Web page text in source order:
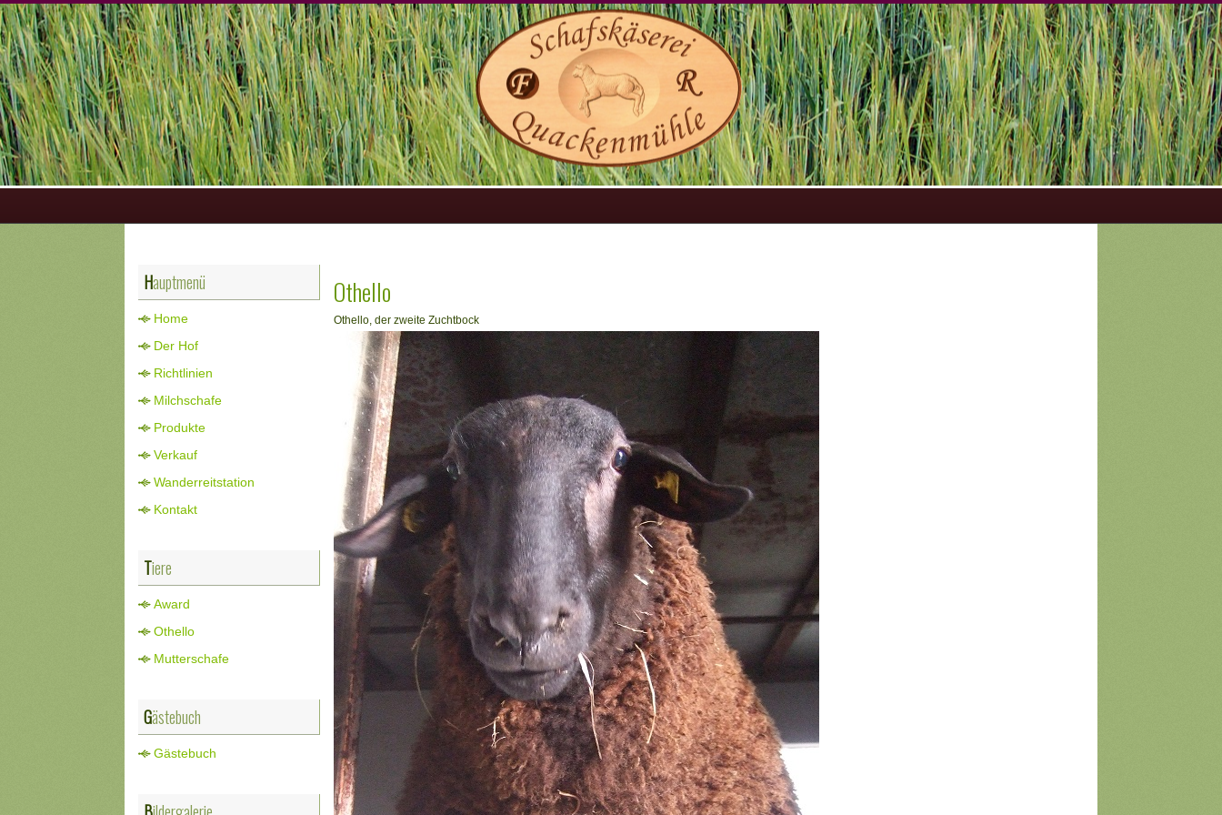
Hauptmenü
Home
Der Hof
Richtlinien
Milchschafe
Produkte
Verkauf
Wanderreitstation
Kontakt
Tiere
Award
Othello
Mutterschafe
Gästebuch
Gästebuch
Othello
Othello, der zweite Zuchtbock